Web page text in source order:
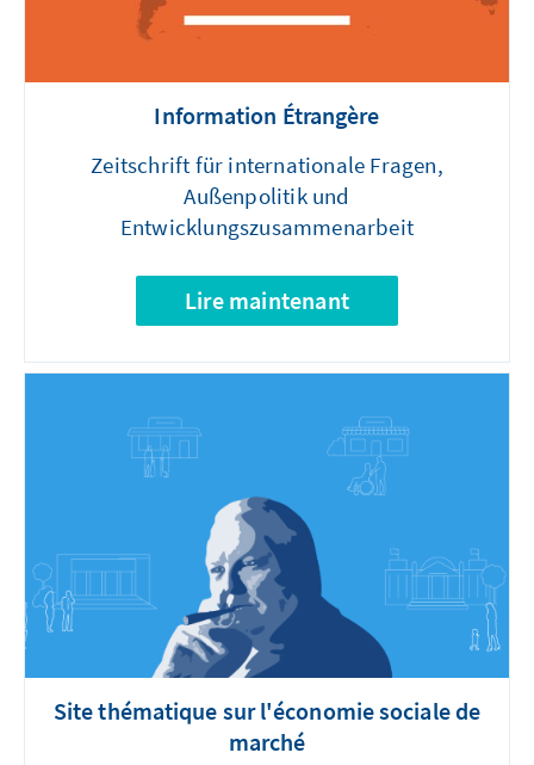
Information Étrangère
Zeitschrift für internationale Fragen,
Außenpolitik und
Entwicklungszusammenarbeit
Lire maintenant
Site thématique sur l'économie sociale de
marché